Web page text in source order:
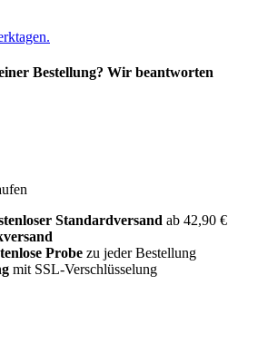
Bestellung? Wir beantworten
Standardversand ab 42,90 €
Probe zu jeder Bestellung
mit SSL-Verschlüsselung